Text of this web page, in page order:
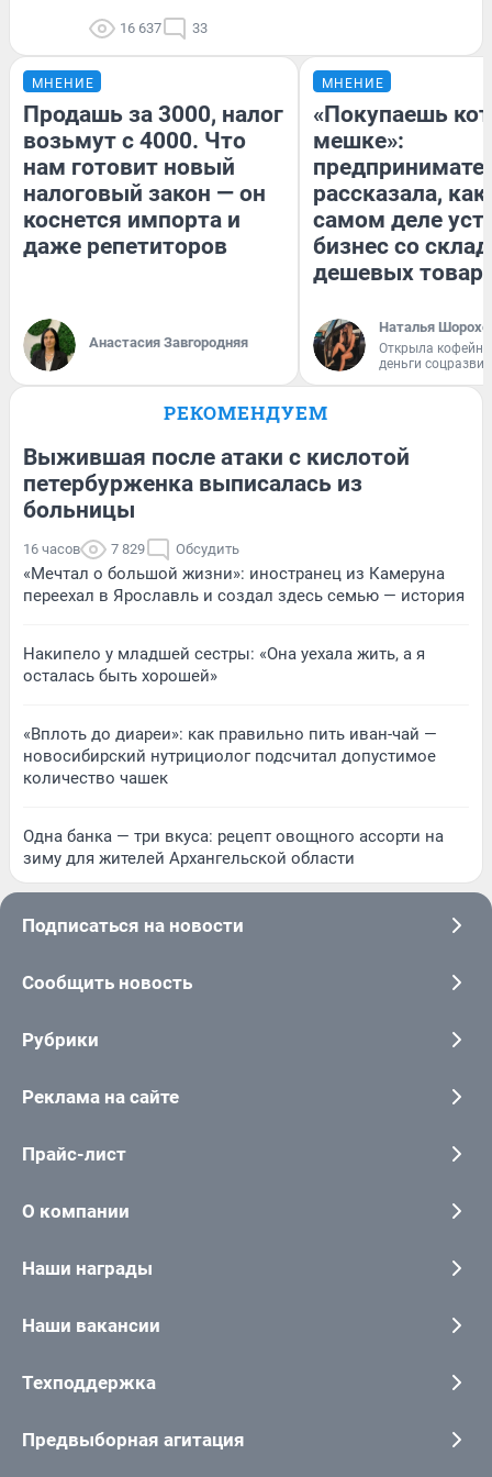
16 637 33
МНЕНИЕ
Продашь за 3000, налог
возьмут с 4000. Что
нам готовит новый
налоговый закон — он
коснется импорта и
даже репетиторов
Анастасия Завгородняя
МНЕНИЕ
«Покупаешь
мешке»:
рассказала, как
самом деле
бизнес со
дешевых
Наталья
Открыла
деньги
РЕКОМЕНДУЕМ
Выжившая после атаки с кислотой
петербурженка выписалась из
больницы
16 часов 7 829 Обсудить
«Мечтал о большой жизни»: иностранец из Камеруна
переехал в Ярославль и создал здесь семью — история
Накипело у младшей сестры: «Она уехала жить, а я
осталась быть хорошей»
«Вплоть до диареи»: как правильно пить иван-чай —
новосибирский нутрициолог подсчитал допустимое
количество чашек
Одна банка — три вкуса: рецепт овощного ассорти на
зиму для жителей Архангельской области
Подписаться на новости
Сообщить новость
Рубрики
Реклама на сайте
Прайс-лист
О компании
Наши награды
Наши вакансии
Техподдержка
Предвыборная агитация